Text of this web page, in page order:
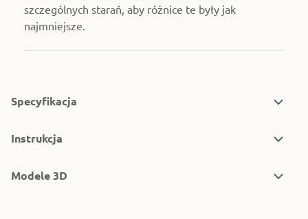
szczególnych starań, aby różnice te były jak
najmniejsze.
Specyfikacja
Instrukcja
Modele 3D